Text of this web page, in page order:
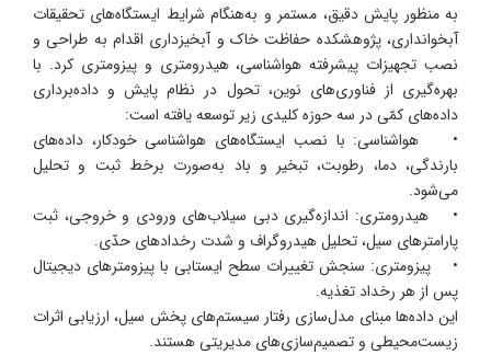
به منظور پایش دقیق، مستمر و به‌هنگام شرایط ایستگاه‌های تحقیقات
آبخوانداری، پژوهشکده حفاظت خاک و آبخیزداری اقدام به طراحی و
نصب تجهیزات پیشرفته هواشناسی، هیدرومتری و پیزومتری کرد. با
بهره‌گیری از فناوری‌های نوین، تحول در نظام پایش و داده‌برداری
داده‌های کمّی در سه حوزه کلیدی زیر توسعه یافته است:
• هواشناسی: با نصب ایستگاه‌های هواشناسی خودکار، داده‌های
بارندگی، دما، رطوبت، تبخیر و باد به‌صورت برخط ثبت و تحلیل
می‌شود.
• هیدرومتری: اندازه‌گیری دبی سیلاب‌های ورودی و خروجی، ثبت
پارامترهای سیل، تحلیل هیدروگراف و شدت رخدادهای حدّی.
• پیزومتری: سنجش تغییرات سطح ایستابی با پیزومترهای دیجیتال
پس از هر رخداد تغذیه.
این داده‌ها مبنای مدل‌سازی رفتار سیستم‌های پخش سیل، ارزیابی اثرات
زیست‌محیطی و تصمیم‌سازی‌های مدیریتی هستند.